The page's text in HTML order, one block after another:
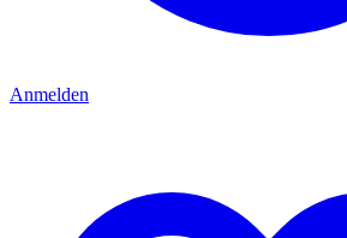
Anmelden